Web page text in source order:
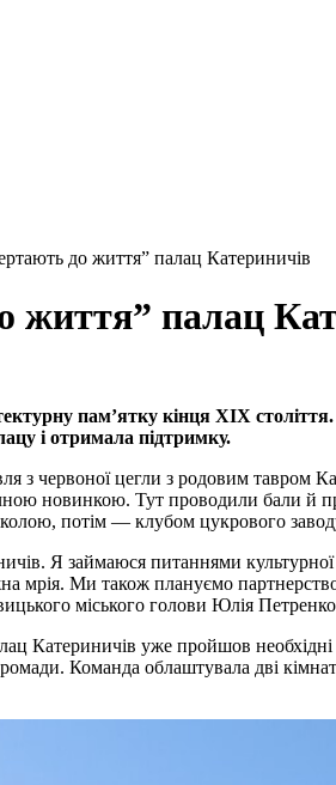
до життя” палац Катериничів
життя” палац
пам’ятку кінця XIX
і отримала підтримку.
з червоної цегли з родовим тавром
новинкою. Тут проводили бали
потім — клубом цукрового
Я займаюся питаннями
мрія. Ми також плануємо
міського голови Юлія
Катериничів уже пройшов
Команда облаштувала дві